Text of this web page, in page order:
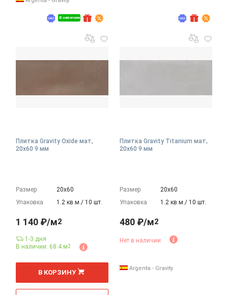
В наличии
Плитка Gravity Oxide мат,
20x60 9 мм
Размер
20х60
Упаковка
1.2 кв.м./ 10 шт.
1 140 ₽/м2
1-3 дня
В наличии: 68.4 м2
м
В КОРЗИНУ
Плитка Gravity Titanium мат,
20x60 9 мм
Размер
20х60
Упаковка
1.2 кв.м./ 10 шт.
480 ₽/м2
Нет в наличии
Argenta - Gravity